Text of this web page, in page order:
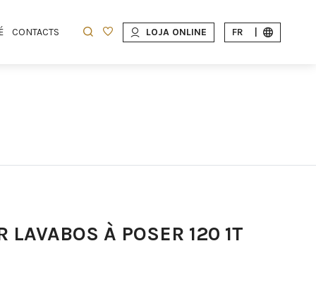
CONTACTS LOJA ONLINE FR
LAVABOS À POSER 120 1T